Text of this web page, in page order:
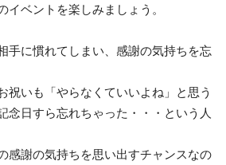
イベントを楽しみましょう。
手に慣れてしまい、感謝の気持ちを忘
祝いも「やらなくていいよね」と思う
念日すら忘れちゃった・・・という人
感謝の気持ちを思い出すチャンスなの